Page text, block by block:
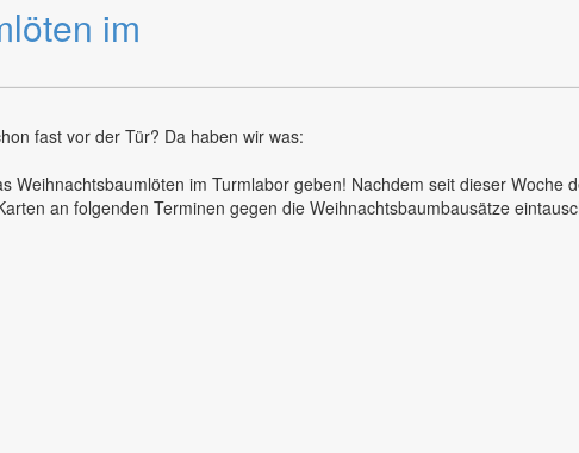
im
fast vor der Tür? Da haben wir was:
Weihnachtsbaumlöten im Turmlabor geben! Nachdem seit dieser Woche
an folgenden Terminen gegen die Weihnachtsbaumbausätze